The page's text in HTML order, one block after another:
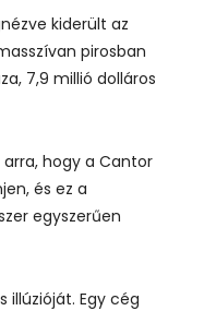
kiderült az
pirosban
7,9 millió dolláros
hogy a Cantor
és ez a
egyszerűen
illúzióját. Egy cég